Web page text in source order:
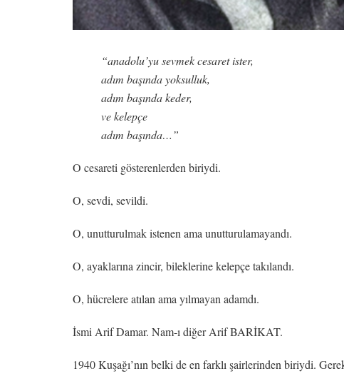
“anadolu’yu sevmek cesaret ister,
adım başında yoksulluk,
adım başında keder,
ve kelepçe
adım başında…”
O cesareti gösterenlerden biriydi.
O, sevdi, sevildi.
O, unutturulmak istenen ama unutturulamayandı.
O, ayaklarına zincir, bileklerine kelepçe takılandı.
O, hücrelere atılan ama yılmayan adamdı.
İsmi Arif Damar. Nam-ı diğer Arif BARİKAT.
1940 Kuşağı’nın belki de en farklı şairlerinden biriydi.